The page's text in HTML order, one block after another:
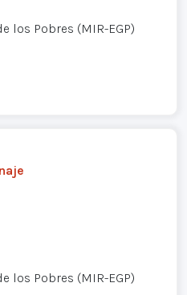
los Pobres (MIR-EGP)
los Pobres (MIR-EGP)